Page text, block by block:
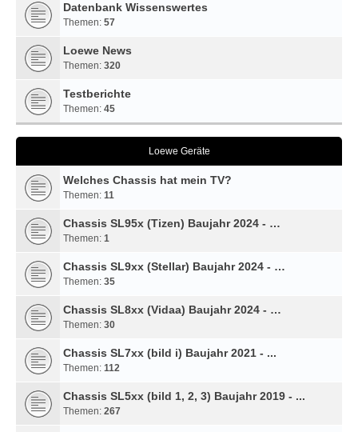
Datenbank Wissenswertes
Themen: 57
Loewe News
Themen: 320
Testberichte
Themen: 45
Loewe Geräte
Welches Chassis hat mein TV?
Themen: 11
Chassis SL95x (Tizen) Baujahr 2024 - …
Themen: 1
Chassis SL9xx (Stellar) Baujahr 2024 - …
Themen: 35
Chassis SL8xx (Vidaa) Baujahr 2024 - …
Themen: 30
Chassis SL7xx (bild i) Baujahr 2021 - ...
Themen: 112
Chassis SL5xx (bild 1, 2, 3) Baujahr 2019 - ...
Themen: 267